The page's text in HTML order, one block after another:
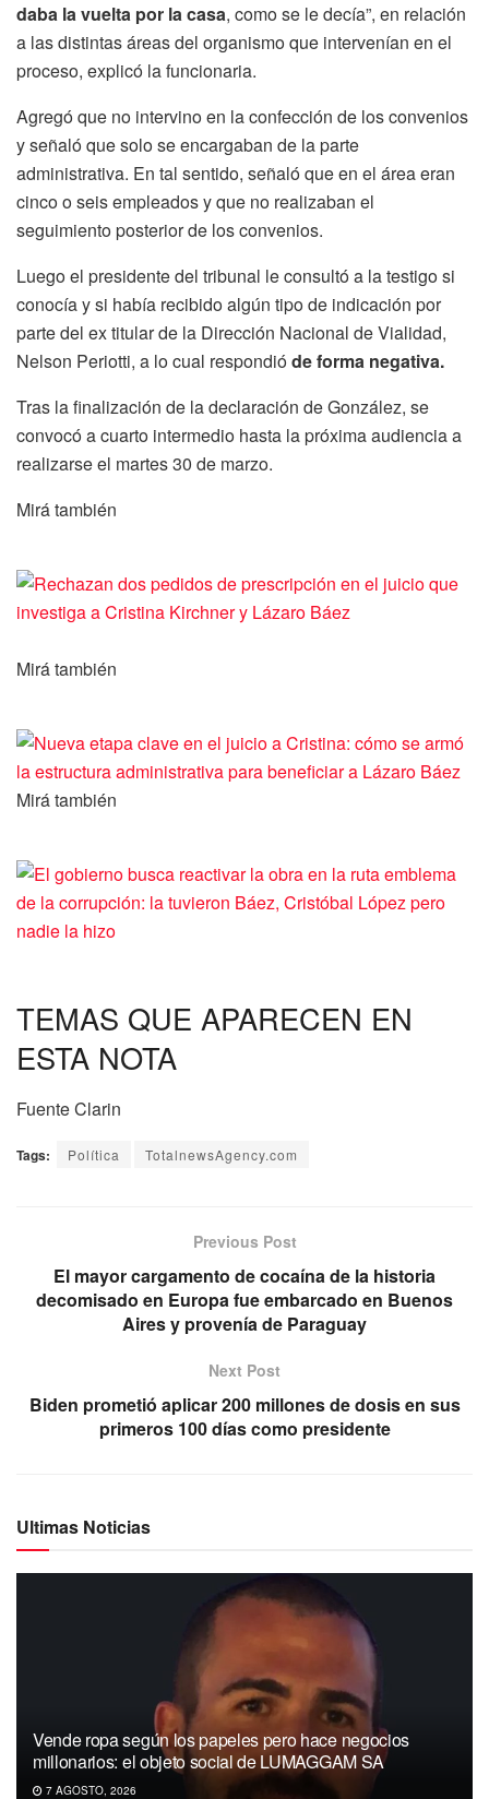
daba la vuelta por la casa, como se le decía”, en relación
a las distintas áreas del organismo que intervenían en el
proceso, explicó la funcionaria.
Agregó que no intervino en la confección de los convenios
y señaló que solo se encargaban de la parte
administrativa. En tal sentido, señaló que en el área eran
cinco o seis empleados y que no realizaban el
seguimiento posterior de los convenios.
Luego el presidente del tribunal le consultó a la testigo si
conocía y si había recibido algún tipo de indicación por
parte del ex titular de la Dirección Nacional de Vialidad,
Nelson Periotti, a lo cual respondióde forma negativa.
Tras la finalización de la declaración de González, se
convocó a cuarto intermedio hasta la próxima audiencia a
realizarse el martes 30 de marzo.
Mirá también
Mirá también
Mirá también
TEMAS QUE APARECEN EN
ESTA NOTA
Fuente Clarin
Tags: Política TotalnewsAgency.com
Previous Post
El mayor cargamento de cocaína de la historia
decomisado en Europa fue embarcado en Buenos
Aires y provenía de Paraguay
Next Post
Biden prometió aplicar 200 millones de dosis en sus
primeros 100 días como presidente
Ultimas Noticias
Vende ropa según los papeles pero hace negocios
millonarios: el objeto social de LUMAGGAM SA
7 AGOSTO, 2026